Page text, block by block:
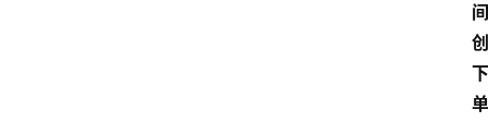
间
创
下
单